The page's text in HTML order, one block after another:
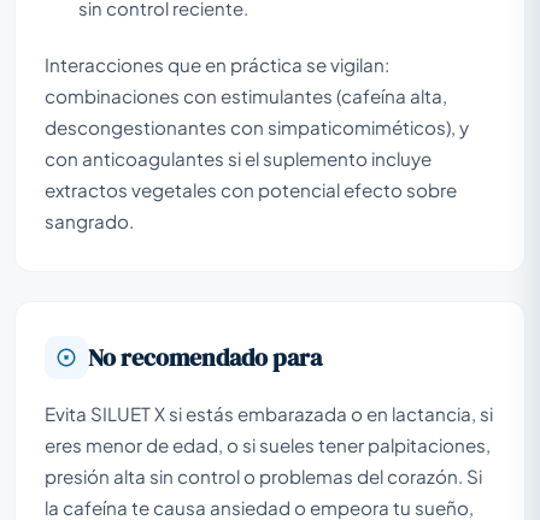
sin control reciente.
Interacciones que en práctica se vigilan:
combinaciones con estimulantes (cafeína alta,
descongestionantes con simpaticomiméticos), y
con anticoagulantes si el suplemento incluye
extractos vegetales con potencial efecto sobre
sangrado.
No recomendado para
Evita SILUET X si estás embarazada o en lactancia, si
eres menor de edad, o si sueles tener palpitaciones,
presión alta sin control o problemas del corazón. Si
la cafeína te causa ansiedad o empeora tu sueño,